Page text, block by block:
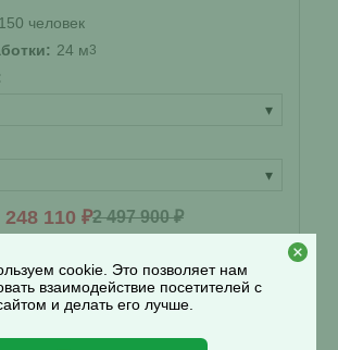
150 человек
24 м3
▾
▾
248 110 ₽2 497 900 ₽
Смета на монтаж
cookie. Это позволяет нам
взаимодействие посетителей с
и делать его лучше.